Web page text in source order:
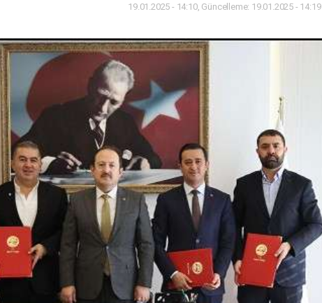
19.01.2025 - 14:10, Güncelleme: 19.01.2025 - 14:19